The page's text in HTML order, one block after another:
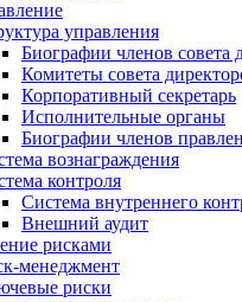
управления
Биографии членов совета
Комитеты совета
Корпоративный секретарь
Исполнительные органы
Биографии членов
вознаграждения
контроля
Система внутреннего
Внешний аудит
рисками
менеджмент
риски